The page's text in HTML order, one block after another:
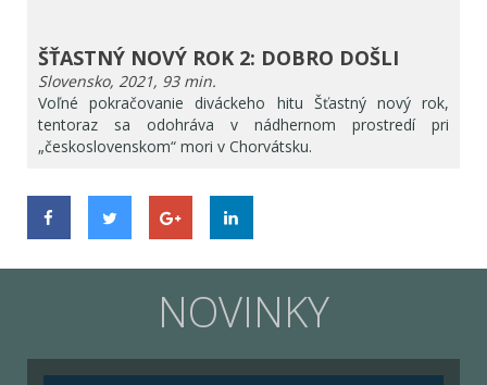
ŠŤASTNÝ NOVÝ ROK 2: DOBRO DOŠLI
Slovensko, 2021, 93 min.
Voľné pokračovanie diváckeho hitu Šťastný nový rok,
tentoraz sa odohráva v nádhernom prostredí pri
„československom“ mori v Chorvátsku.
NOVINKY